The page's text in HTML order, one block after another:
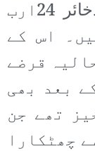
کہ پاکستان کے زرمبادلہ کے ذخائر 24ارب
اس کے
قرضے
بعد بھی
تھے جن
چھٹکارا